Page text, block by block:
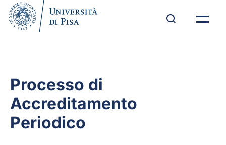
Processo di
Accreditamento
Periodico